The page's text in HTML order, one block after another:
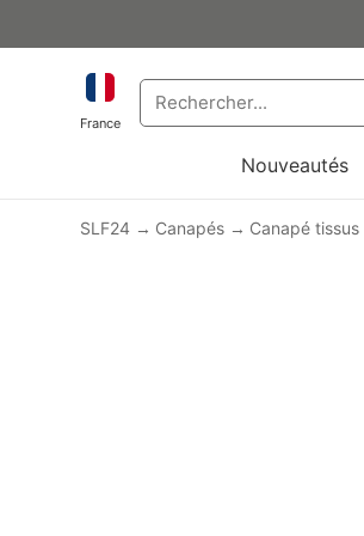
France
Nouveautés
SLF24 Canapés Canapé tissus